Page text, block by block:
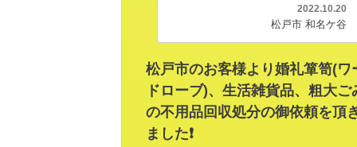
2022.10.20
松戸市 和名ケ谷
松戸市のお客様より婚礼箪笥(ワ
ドローブ)、生活雑貨品、粗大ご
の不用品回収処分の御依頼を頂
ました❗